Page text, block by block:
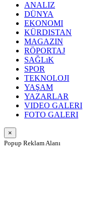
ANALIZ
DÜNYA
EKONOMI
KÜRDISTAN
MAGAZIN
RÖPORTAJ
SAĞLıK
SPOR
TEKNOLOJI
YAŞAM
YAZARLAR
VIDEO GALERI
FOTO GALERI
×
Popup Reklam Alanı